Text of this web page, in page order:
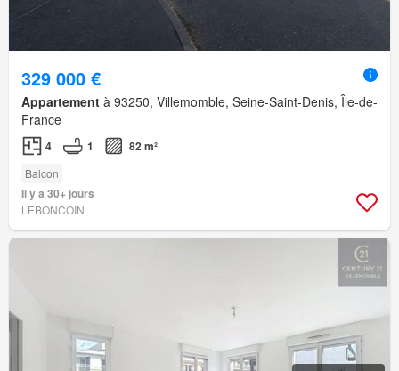
329 000 €
Appartement à 93250, Villemomble, Seine-Saint-Denis, Île-de-
France
4 1 82 m²
Balcon
Il y a 30+ jours
LEBONCOIN